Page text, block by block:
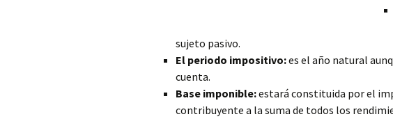
sujeto pasivo.
El periodo impositivo:es el año natural
cuenta.
Base imponible:estará constituida por el
contribuyente a la suma de todos los